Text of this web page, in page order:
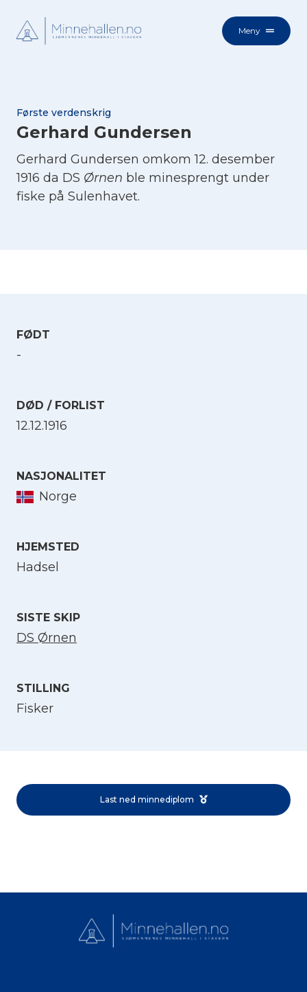
Meny
Første verdenskrig
Gerhard Gundersen
Gerhard Gundersen omkom 12. desember
1916 da DS Ørnen ble minesprengt under
fiske på Sulenhavet.
FØDT
-
DØD / FORLIST
12.12.1916
NASJONALITET
Norge
HJEMSTED
Hadsel
SISTE SKIP
DS Ørnen
STILLING
Fisker
Last ned minnediplom
Norsk bokmål